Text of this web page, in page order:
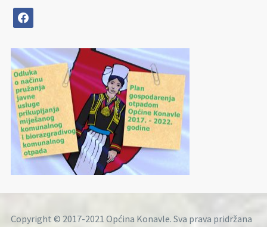
facebook
Copyright © 2017-2021 Općina Konavle. Sva prava pridržana